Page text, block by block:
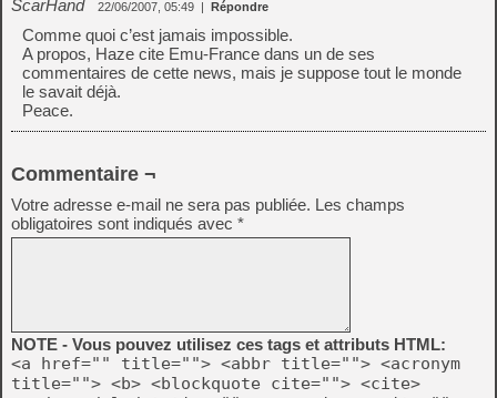
ScarHand 22/06/2007, 05:49 | Répondre
Comme quoi c’est jamais impossible.
A propos, Haze cite Emu-France dans un de ses
commentaires de cette news, mais je suppose tout le monde
le savait déjà.
Peace.
Commentaire ¬
Votre adresse e-mail ne sera pas publiée. Les champs
obligatoires sont indiqués avec *
NOTE - Vous pouvez utilisez ces tags et attributs HTML:
<a href="" title=""> <abbr title=""> <acronym
title=""> <b> <blockquote cite=""> <cite>